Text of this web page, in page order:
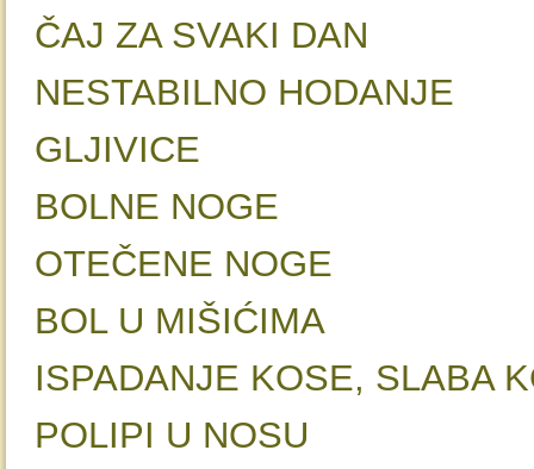
ČAJ ZA SVAKI DAN
NESTABILNO
BOLNE
OTEČENE
BOL U
ISPADANJE KOSE,
POLIPI U